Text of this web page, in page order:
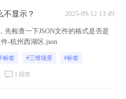
不显示？ 2025-09-12 13:49
先检查一下JSON文件的格式是否是
-杭州西湖区.json
标签 #三维场景 #标签
1 回答